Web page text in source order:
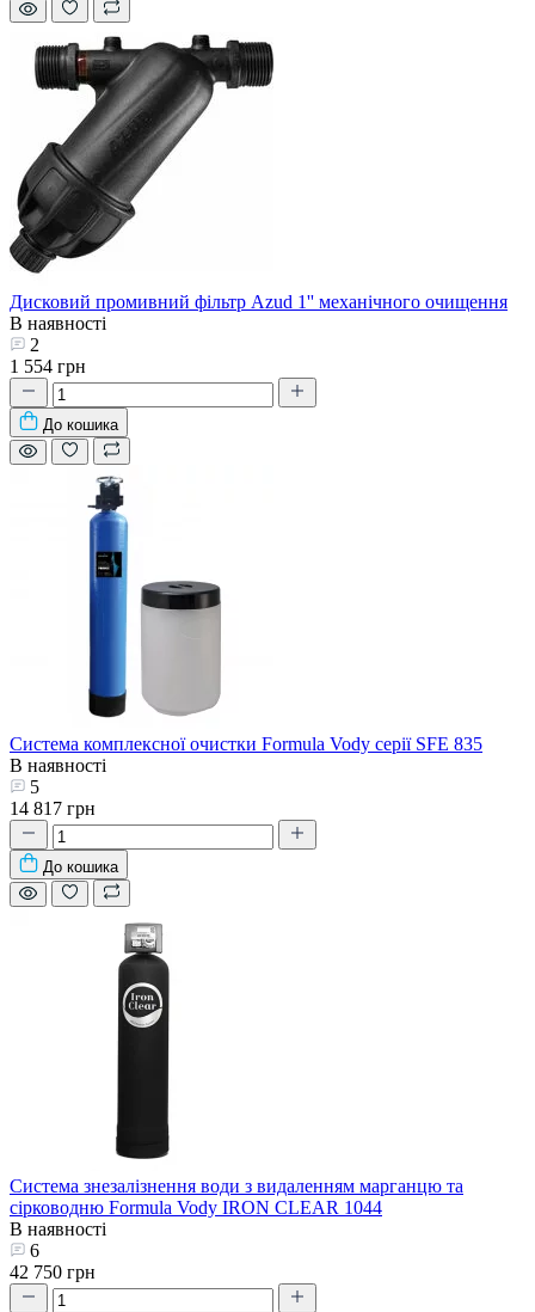
Дисковий промивний фільтр Azud 1'' механічного очищення
В наявності
2
1 554 грн
До кошика
Система комплексної очистки Formula Vody серії SFE 835
В наявності
5
14 817 грн
До кошика
Система знезалізнення води з видаленням марганцю та
сірководню Formula Vody IRON CLEAR 1044
В наявності
6
42 750 грн